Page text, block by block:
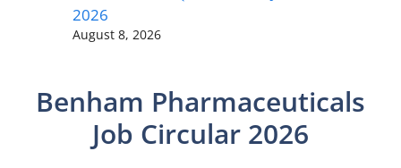
2026
August 8, 2026
Benham Pharmaceuticals
Job Circular 2026